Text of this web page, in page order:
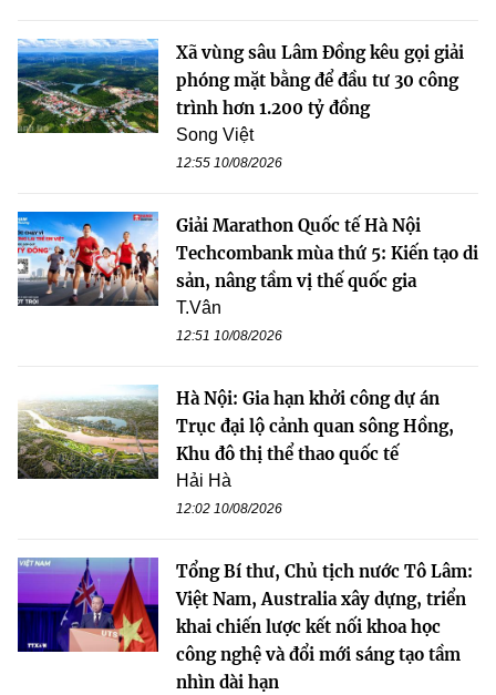
Xã vùng sâu Lâm Đồng kêu gọi giải
phóng mặt bằng để đầu tư 30 công
trình hơn 1.200 tỷ đồng
Song Việt
12:55 10/08/2026
Giải Marathon Quốc tế Hà Nội
Techcombank mùa thứ 5: Kiến tạo di
sản, nâng tầm vị thế quốc gia
T.Vân
12:51 10/08/2026
Hà Nội: Gia hạn khởi công dự án
Trục đại lộ cảnh quan sông Hồng,
Khu đô thị thể thao quốc tế
Hải Hà
12:02 10/08/2026
Tổng Bí thư, Chủ tịch nước Tô Lâm:
Việt Nam, Australia xây dựng, triển
khai chiến lược kết nối khoa học
công nghệ và đổi mới sáng tạo tầm
nhìn dài hạn